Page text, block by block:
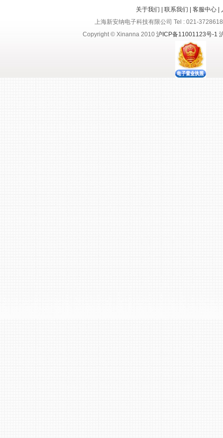
关于我们 联系我们 客服中心
上海新安纳电子科技有限公司 Tel : 021-
Copyright © Xinanna 2010沪ICP备11001123号-1